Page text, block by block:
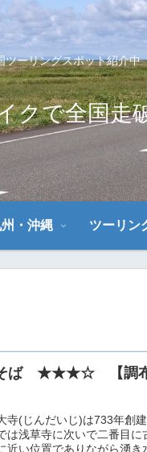
ツーリングスポット紹介中
で全国走
・沖縄 ツーリン
そば ★★★☆ 【調
(じんだいじ)は733年創
は浅草寺に次いで二番目に
い位置でありながら湧き